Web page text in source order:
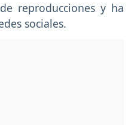
reproducciones y ha
sociales.